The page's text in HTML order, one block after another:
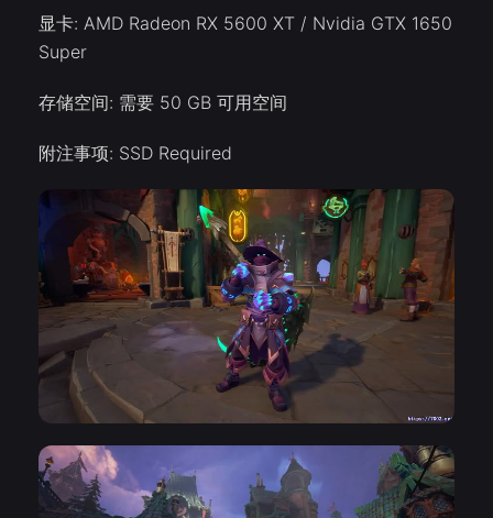
显卡: AMD Radeon RX 5600 XT / Nvidia GTX 1650
Super
存储空间: 需要 50 GB 可用空间
附注事项: SSD Required